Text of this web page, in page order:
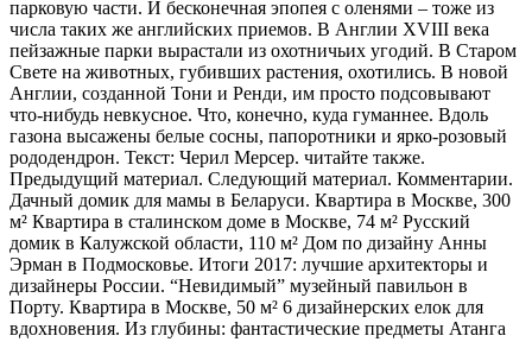
парковую части. И бесконечная эпопея с оленями – тоже из
числа таких же английских приемов. В Англии XVIII века
пейзажные парки вырастали из охотничьих угодий. В Старом
Свете на животных, губивших растения, охотились. В новой
Англии, созданной Тони и Ренди, им просто подсовывают
что-нибудь невкусное. Что, конечно, куда гуманнее. Вдоль
газона высажены белые сосны, папоротники и ярко-розовый
рододендрон. Текст: Черил Мерсер. читайте также.
Предыдущий материал. Следующий материал. Комментарии.
Дачный домик для мамы в Беларуси. Квартира в Москве, 300
м² Квартира в сталинском доме в Москве, 74 м² Русский
домик в Калужской области, 110 м² Дом по дизайну Анны
Эрман в Подмосковье. Итоги 2017: лучшие архитекторы и
дизайнеры России. “Невидимый” музейный павильон в
Портy. Квартира в Москве, 50 м² 6 дизайнерских елок для
вдохновения. Из глубины: фантастические предметы Атанга